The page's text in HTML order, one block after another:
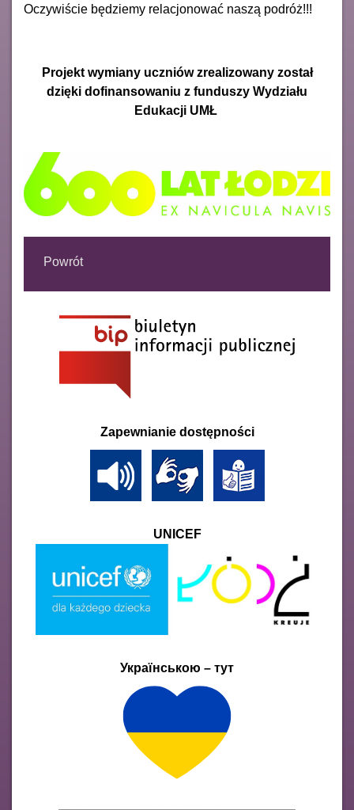
Oczywiście będziemy relacjonować naszą podróż!!!
Projekt wymiany uczniów zrealizowany został
dzięki dofinansowaniu z funduszy Wydziału
Edukacji UMŁ
Powrót
Zapewnianie dostępności
UNICEF
Українською – тут